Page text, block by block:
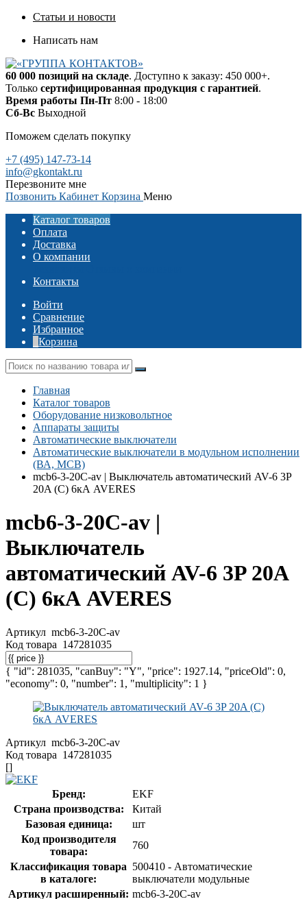
Статьи и новости
Написать нам
60 000 позиций на складе. Доступно к заказу: 450 000+.
Только сертифицированная продукция с гарантией.
Время работы Пн-Пт 8:00 - 18:00
Сб-Вс Выходной
Поможем сделать покупку
+7 (495) 147-73-14
info@gkontakt.ru
Перезвоните мне
Позвонить Кабинет Корзина Меню
Каталог товаров
Оплата
Доставка
О компании
Контакты
Войти
Сравнение
Избранное
Корзина
Главная
Каталог товаров
Оборудование низковольтное
Аппараты защиты
Автоматические выключатели
Автоматические выключатели в модульном исполнении
(ВА, MCB)
mcb6-3-20C-av | Выключатель автоматический AV-6 3P
20A (C) 6кА AVERES
mcb6-3-20C-av |
Выключатель
автоматический AV-6 3P 20A
(C) 6кА AVERES
Артикул mcb6-3-20C-av
Код товара 147281035
{ "id": 281035, "canBuy": "Y", "price": 1927.14, "priceOld": 0,
"economy": 0, "number": 1, "multiplicity": 1 }
Артикул mcb6-3-20C-av
Код товара 147281035
[]
Бренд:
EKF
Страна производства:
Китай
Базовая единица:
шт
Код производителя
товара:
760
Классификация товара
в каталоге:
500410 - Автоматические
выключатели модульные
Артикул расширенный: mcb6-3-20C-av